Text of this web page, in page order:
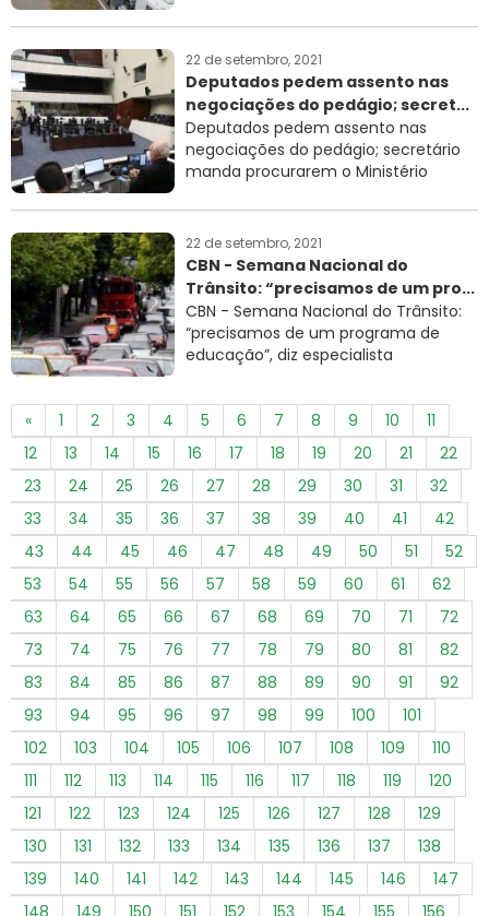
22 de setembro, 2021
Deputados pedem assento nas
negociações do pedágio; secret...
Deputados pedem assento nas
negociações do pedágio; secretário
manda procurarem o Ministério
22 de setembro, 2021
CBN - Semana Nacional do
Trânsito: “precisamos de um pro...
CBN - Semana Nacional do Trânsito:
“precisamos de um programa de
educação”, diz especialista
« 1 2 3 4 5 6 7 8 9 10
11
12
13 14 15 16 17 18 19 20 21
22
23
24 25 26 27 28 29 30 31
32
33
34 35 36 37 38 39 40 41
42
43
44 45 46 47 48 49 50 51
52
53
54 55 56 57 58 59 60 61
62
63
64 65 66 67 68 69 70 71
72
73
74 75 76 77 78 79 80 81
82
83
84 85 86 87 88 89 90 91
92
93
94 95 96 97 98 99 100
101
102
103 104 105 106 107 108 109
110
111
112 113 114 115 116 117 118 119
120
121
122 123 124 125 126 127 128
129
130
131 132 133 134 135 136 137
138
139
140 141 142 143 144 145 146
147
148
149 150 151 152 153 154 155 156